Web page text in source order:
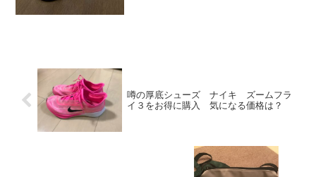
噂の厚底シューズ ナイキ ズームフラ
イ３をお得に購入 気になる価格は？